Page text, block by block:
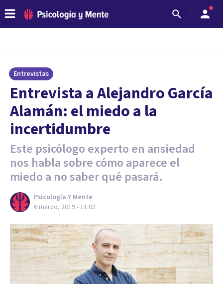
Entrevistas
Entrevista a Alejandro García
Alamán: el miedo a la
incertidumbre
Este psicólogo experto en ansiedad
nos habla sobre cómo aparece el
miedo a no saber qué pasará.
Psicología Y Mente
6 marzo, 2019 - 11:02